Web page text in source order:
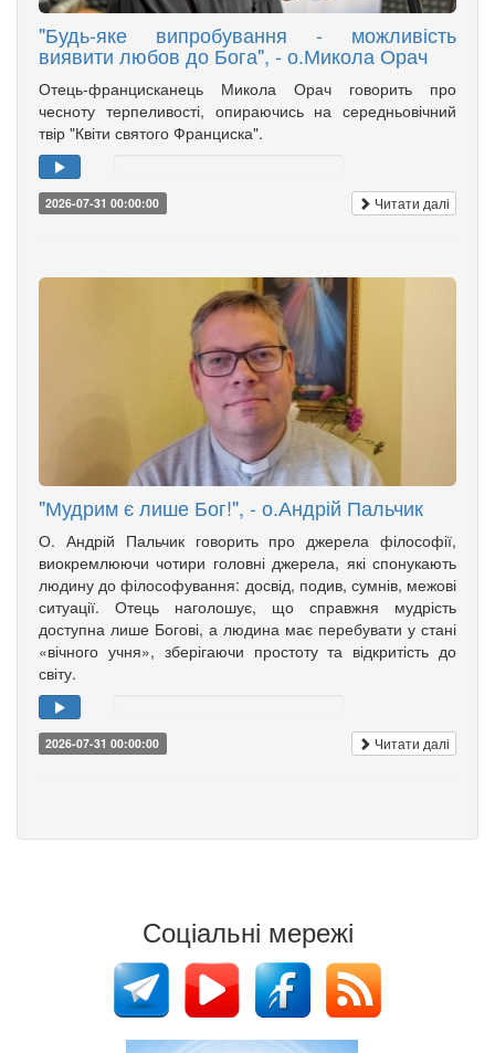
"Будь-яке випробування - можливість
виявити любов до Бога", - о.Микола Орач
Отець-францисканець Микола Орач говорить про
чесноту терпеливості, опираючись на середньовічний
твір "Квіти святого Франциска".
2026-07-31 00:00:00 Читати далі
"Мудрим є лише Бог!", - о.Андрій Пальчик
О. Андрій Пальчик говорить про джерела філософії,
виокремлюючи чотири головні джерела, які спонукають
людину до філософування: досвід, подив, сумнів, межові
ситуації. Отець наголошує, що справжня мудрість
доступна лише Богові, а людина має перебувати у стані
«вічного учня», зберігаючи простоту та відкритість до
світу.
2026-07-31 00:00:00 Читати далі
Соціальні мережі